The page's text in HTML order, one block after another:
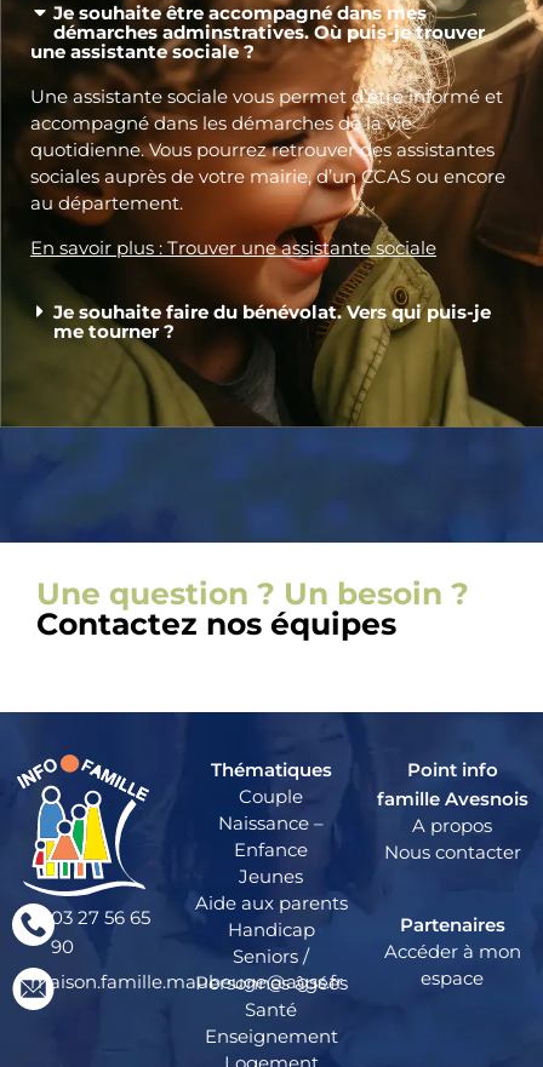
Je souhaite être accompagné dans mes
démarches adminstratives. Où puis-je trouver
une assistante sociale ?
Une assistante sociale vous permet d’être informé et
accompagné dans les démarches de la vie
quotidienne. Vous pourrez retrouver des assistantes
sociales auprès de votre mairie, d’un CCAS ou encore
au département.
En savoir plus : Trouver une assistante sociale
Je souhaite faire du bénévolat. Vers qui puis-je
me tourner ?
Une question ? Un besoin ?
Contactez nos équipes
03 27 56 65
90
maison.famille.maubeuge@agss.fr
Thématiques
Couple
Naissance –
Enfance
Jeunes
Aide aux parents
Handicap
Seniors /
Personnes âgées
Santé
Enseignement
Point info
famille Avesnois
A propos
Nous contacter
Partenaires
Accéder à mon
espace